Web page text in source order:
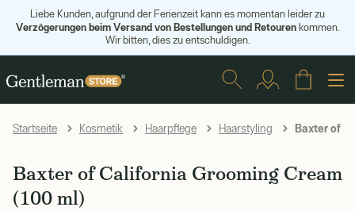
Liebe Kunden, aufgrund der Ferienzeit kann es momentan leider zu
Verzögerungen beim Versand von Bestellungen und Retourenkommen.
Wir bitten, dies zu entschuldigen.
Startseite Kosmetik Haarpflege Haarstyling Baxter of
Baxter of California Grooming Cream
(100 ml)